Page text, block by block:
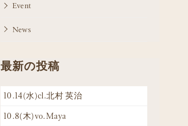
Event
News
最新の投稿
10.14(水)cl.北村 英治
10.8(木)vo.Maya